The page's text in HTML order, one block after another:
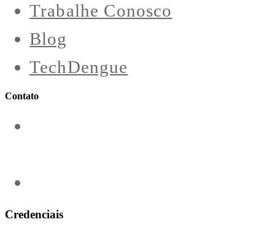
Trabalhe Conosco
Blog
TechDengue
Contato
Credenciais